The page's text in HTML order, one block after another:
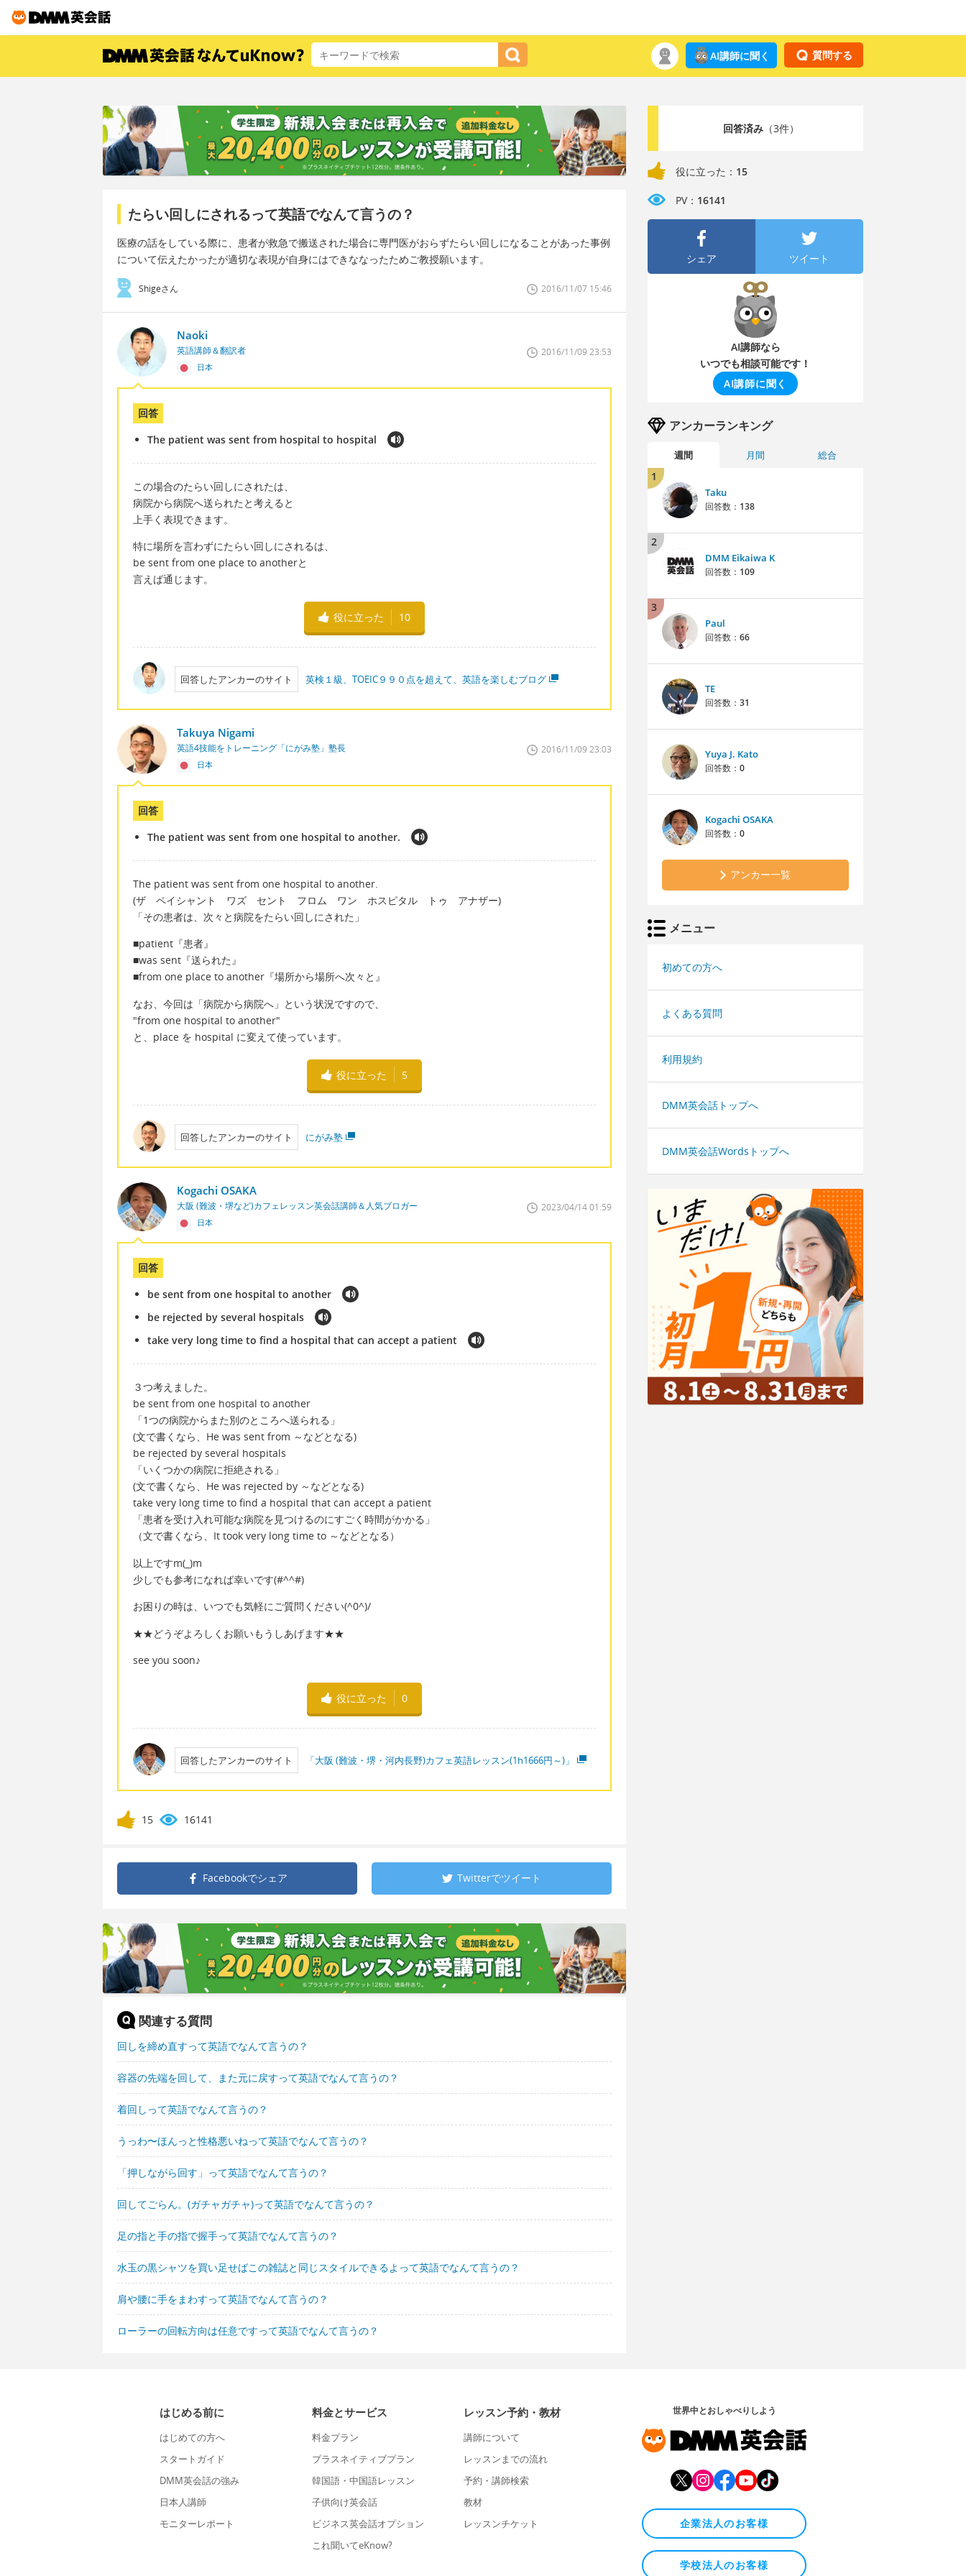
質問する
AI講師に聞く
たらい回しにされるって英語でなんて言うの？
医療の話をしている際に、患者が救急で搬送された場合に専門医がおらずたらい回しになることがあった事例
について伝えたかったが適切な表現が自身にはできななったためご教授願います。
Shigeさん 2016/11/07 15:46
Naoki
英語講師＆翻訳者
日本
2016/11/09 23:53
回答
The patient was sent from hospital to hospital
この場合のたらい回しにされたは、
病院から病院へ送られたと考えると
上手く表現できます。
特に場所を言わずにたらい回しにされるは、
be sent from one place to anotherと
言えば通じます。
役に立った 10
回答したアンカーのサイト 英検１級、TOEIC９９０点を超えて、英語を楽しむブログ
Takuya Nigami
英語4技能をトレーニング「にがみ塾」塾長
日本
2016/11/09 23:03
回答
The patient was sent from one hospital to another.
The patient was sent from one hospital to another.
(ザ ペイシャント ワズ セント フロム ワン ホスピタル トゥ アナザー)
「その患者は、次々と病院をたらい回しにされた」
■patient『患者』
■was sent『送られた』
■from one place to another『場所から場所へ次々と』
なお、今回は「病院から病院へ」という状況ですので、
"from one hospital to another"
と、place を hospital に変えて使っています。
役に立った 5
回答したアンカーのサイト にがみ塾
Kogachi OSAKA
大阪 (難波・堺など)カフェレッスン英会話講師＆人気ブロガー
日本
2023/04/14 01:59
回答
be sent from one hospital to another
be rejected by several hospitals
take very long time to find a hospital that can accept a patient
３つ考えました。
be sent from one hospital to another
「1つの病院からまた別のところへ送られる」
(文で書くなら、He was sent from ～などとなる)
be rejected by several hospitals
「いくつかの病院に拒絶される」
(文で書くなら、He was rejected by ～などとなる)
take very long time to find a hospital that can accept a patient
「患者を受け入れ可能な病院を見つけるのにすごく時間がかかる」
（文で書くなら、It took very long time to ～などとなる）
以上ですm(_)m
少しでも参考になれば幸いです(#^^#)
お困りの時は、いつでも気軽にご質問ください(^0^)/
★★どうぞよろしくお願いもうしあげます★★
see you soon♪
役に立った 0
回答したアンカーのサイト 「大阪 (難波・堺・河内長野)カフェ英語レッスン(1h1666円～)」
15 16141
Facebookでシェア Twitterでツイート
関連する質問
回しを締め直すって英語でなんて言うの？
容器の先端を回して、また元に戻すって英語でなんて言うの？
着回しって英語でなんて言うの？
うっわ〜ほんっと性格悪いねって英語でなんて言うの？
「押しながら回す」って英語でなんて言うの？
回してごらん。(ガチャガチャ)って英語でなんて言うの？
足の指と手の指で握手って英語でなんて言うの？
水玉の黒シャツを買い足せばこの雑誌と同じスタイルできるよって英語でなんて言うの？
肩や腰に手をまわすって英語でなんて言うの？
ローラーの回転方向は任意ですって英語でなんて言うの？
回答済み（3件）
役に立った： 15
PV： 16141
シェア ツイート
AI講師なら
いつでも相談可能です！
AI講師に聞く
アンカーランキング
週間 月間 総合
1
Taku
回答数： 138
2
DMM Eikaiwa K
回答数： 109
3
Paul
回答数： 66
TE
回答数： 31
Yuya J. Kato
回答数： 0
Kogachi OSAKA
回答数： 0
アンカー一覧
メニュー
初めての方へ
よくある質問
利用規約
DMM英会話トップへ
DMM英会話Wordsトップへ
はじめる前に
はじめての方へ
スタートガイド
DMM英会話の強み
日本人講師
モニターレポート
料金とサービス
料金プラン
プラスネイティブプラン
韓国語・中国語レッスン
子供向け英会話
ビジネス英会話オプション
これ聞いてeKnow?
レッスン予約・教材
講師について
レッスンまでの流れ
予約・講師検索
教材
レッスンチケット
世界中とおしゃべりしよう
企業法人のお客様
学校法人のお客様